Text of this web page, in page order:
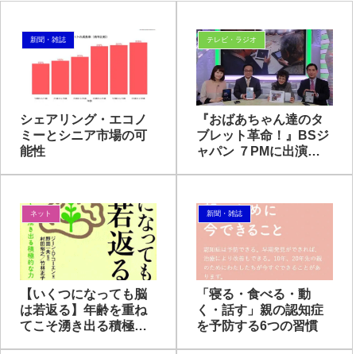
新聞・雑誌
シェアリング・エコノ
ミーとシニア市場の可
能性
テレビ・ラジオ
『おばあちゃん達のタ
ブレット革命！』BSジ
ャパン ７PMに出演し
ネット
【いくつになっても脳
は若返る】年齢を重ね
てこそ湧き出る積極的
新聞・雑誌
「寝る・食べる・動
く・話す」親の認知症
を予防する6つの習慣